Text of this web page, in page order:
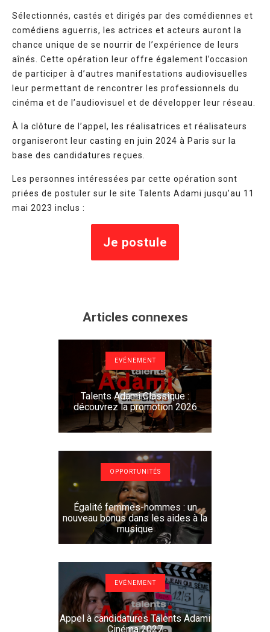
Sélectionnés, castés et dirigés par des comédiennes et
comédiens aguerris, les actrices et acteurs auront la
chance unique de se nourrir de l’expérience de leurs
aînés. Cette opération leur offre également l’occasion
de participer à d’autres manifestations audiovisuelles
leur permettant de rencontrer les professionnels du
cinéma et de l’audiovisuel et de développer leur réseau.
À la clôture de l’appel, les réalisatrices et réalisateurs
organiseront leur casting en juin 2024 à Paris sur la
base des candidatures reçues.
Les personnes intéressées par cette opération sont
priées de postuler sur le site Talents Adami jusqu’au 11
mai 2023 inclus :
Je postule
Articles connexes
EVÉNEMENT
Talents Adami Classique :
découvrez la promotion 2026
OPPORTUNITÉS
Égalité femmes-hommes : un
nouveau bonus dans les aides à la
musique
EVÉNEMENT
Appel à candidatures Talents Adami
Cinéma 2027